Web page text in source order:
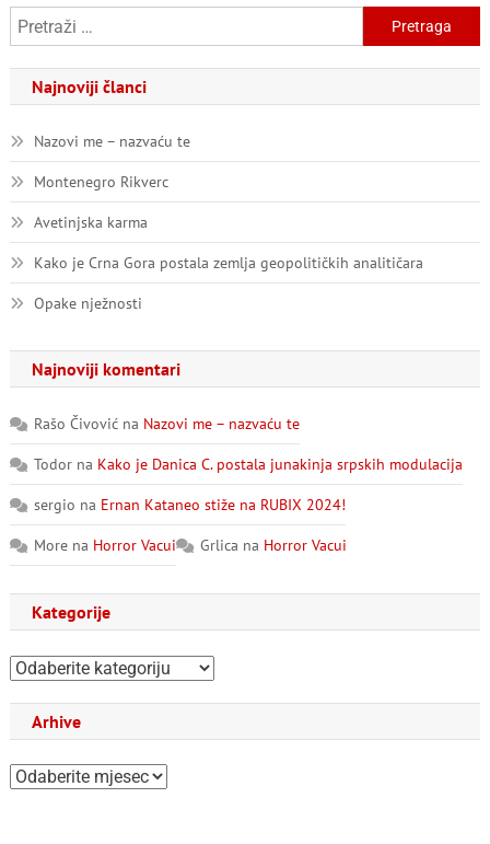
Pretraga:
Najnoviji članci
Nazovi me – nazvaću te
Montenegro Rikverc
Avetinjska karma
Kako je Crna Gora postala zemlja geopolitičkih analitičara
Opake nježnosti
Najnoviji komentari
Rašo Čivovićna Nazovi me – nazvaću te
Todorna Kako je Danica C. postala junakinja srpskih modulacija
sergio na Ernan Kataneo stiže na RUBIX 2024!
Morena Horror Vacui Grlica na Horror Vacui
Kategorije
Kategorije
Arhive
Arhive